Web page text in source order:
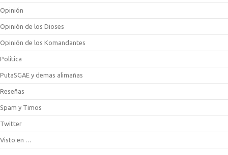
Opinión
Opinión de los Dioses
Opinión de los Komandantes
Politica
PutaSGAE y demas alimañas
Reseñas
Spam y Timos
Twitter
Visto en …